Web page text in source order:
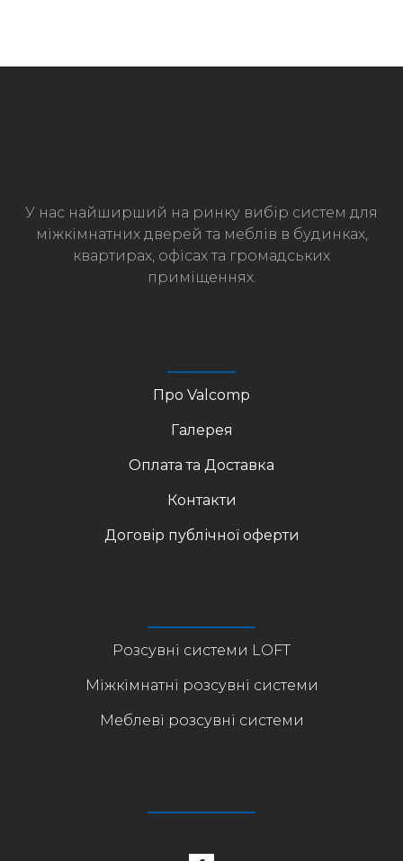
У нас найширший на ринку вибір систем для
міжкімнатних дверей та меблів в будинках,
квартирах, офісах та громадських
приміщеннях.
Про Valcomp
Галерея
Оплата та Доставка
Контакти
Договір публічної оферти
Розсувні системи LOFT
Міжкімнатні розсувні системи
Меблеві розсувні системи